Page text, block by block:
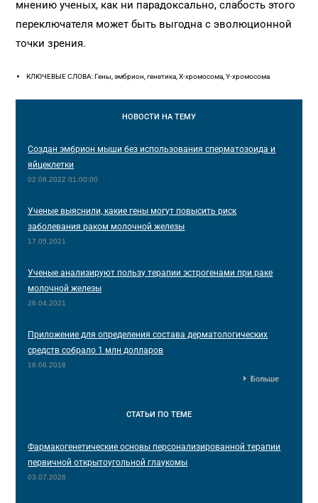
мнению ученых, как ни парадоксально, слабость этого
переключателя может быть выгодна с эволюционной
точки зрения.
КЛЮЧЕВЫЕ СЛОВА: Гены, эмбрион, генетика, X-хромосома, Y-хромосома
НОВОСТИ НА ТЕМУ
Создан эмбрион мыши без использования сперматозоида и
яйцеклетки
02.08.2022 01:00:00
Ученые выяснили, какие гены могут повысить риск
заболевания раком молочной железы
17.05.2021
Ученые анализируют пользу терапии эстрогенами при раке
молочной железы
26.04.2021
Приложение для определения состава дерматологических
средств собрало 1 млн долларов
16.06.2018
Больше
СТАТЬИ ПО ТЕМЕ
Фармакогенетические основы персонализированной терапии
первичной открытоугольной глаукомы
03.07.2026